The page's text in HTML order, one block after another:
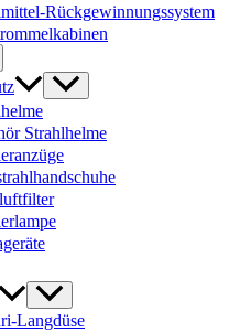
Rückgewinnungssystem
Strahlhelme
Langdüse